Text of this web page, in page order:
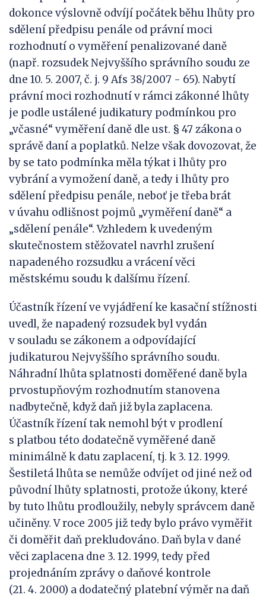
dokonce výslovně odvíjí počátek běhu lhůty pro
sdělení předpisu penále od právní moci
rozhodnutí o vyměření penalizované daně
(např. rozsudek Nejvyššího správního soudu ze
dne 10. 5. 2007, č. j. 9 Afs 38/2007 - 65). Nabytí
právní moci rozhodnutí v rámci zákonné lhůty
je podle ustálené judikatury podmínkou pro
„včasné“ vyměření daně dle ust. § 47 zákona o
správě daní a poplatků. Nelze však dovozovat, že
by se tato podmínka měla týkat i lhůty pro
vybrání a vymožení daně, a tedy i lhůty pro
sdělení předpisu penále, neboť je třeba brát
v úvahu odlišnost pojmů „vyměření daně“ a
„sdělení penále“. Vzhledem k uvedeným
skutečnostem stěžovatel navrhl zrušení
napadeného rozsudku a vrácení věci
městskému soudu k dalšímu řízení.
Účastník řízení ve vyjádření ke kasační stížnosti
uvedl, že napadený rozsudek byl vydán
v souladu se zákonem a odpovídající
judikaturou Nejvyššího správního soudu.
Náhradní lhůta splatnosti doměřené daně byla
prvostupňovým rozhodnutím stanovena
nadbytečně, když daň již byla zaplacena.
Účastník řízení tak nemohl být v prodlení
s platbou této dodatečně vyměřené daně
minimálně k datu zaplacení, tj. k 3. 12. 1999.
Šestiletá lhůta se nemůže odvíjet od jiné než od
původní lhůty splatnosti, protože úkony, které
by tuto lhůtu prodloužily, nebyly správcem daně
učiněny. V roce 2005 již tedy bylo právo vyměřit
či doměřit daň prekludováno. Daň byla v dané
věci zaplacena dne 3. 12. 1999, tedy před
projednáním zprávy o daňové kontrole
(21. 4. 2000) a dodatečný platební výměr na daň